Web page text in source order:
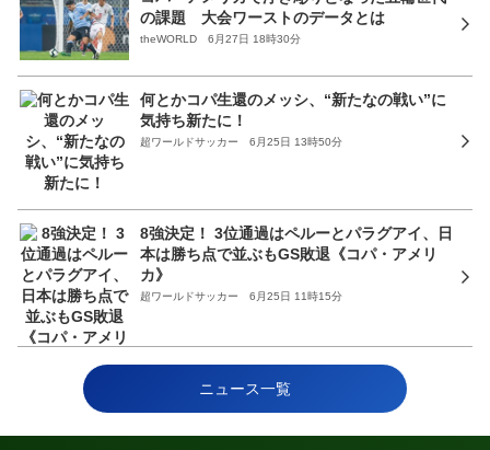
の課題 大会ワーストのデータとは
theWORLD 6月27日 18時30分
何とかコパ生還のメッシ、“新たなの戦い”に
気持ち新たに！
超ワールドサッカー 6月25日 13時50分
8強決定！ 3位通過はペルーとパラグアイ、日
本は勝ち点で並ぶもGS敗退《コパ・アメリ
カ》
超ワールドサッカー 6月25日 11時15分
ニュース一覧